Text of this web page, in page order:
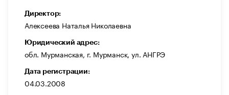
Директор:
Алексеева Наталья Николаевна
Юридический адрес:
обл. Мурманская, г. Мурманск, ул. АНГРЭ
Дата регистрации:
04.03.2008